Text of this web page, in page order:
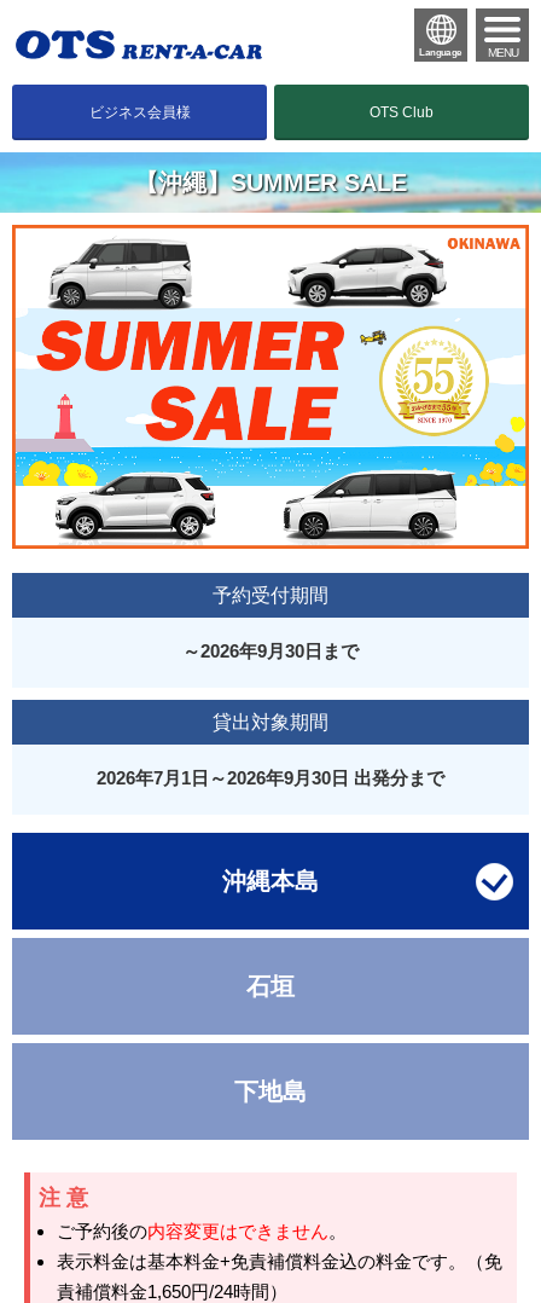
OTS Club
ビジネス会員様
Language MENU
【沖繩】SUMMER SALE
予約受付期間
～2026年9月30日まで
貸出対象期間
2026年7月1日～2026年9月30日 出発分まで
沖縄本島
石垣
下地島
注意
ご予約後の内容変更はできません。
表示料金は基本料金+免責補償料金込の料金です。（免
責補償料金1,650円/24時間）